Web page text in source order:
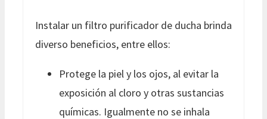
Instalar un filtro purificador de ducha brinda
diverso beneficios, entre ellos:
Protege la piel y los ojos, al evitar la
exposición al cloro y otras sustancias
químicas. Igualmente no se inhala